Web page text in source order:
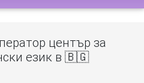
център за
език в 🇧🇬